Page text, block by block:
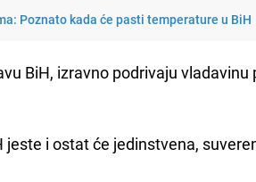
Poznato kada će pasti temperature u BiH
BiH, izravno podrivaju vladavinu
i ostat će jedinstvena,